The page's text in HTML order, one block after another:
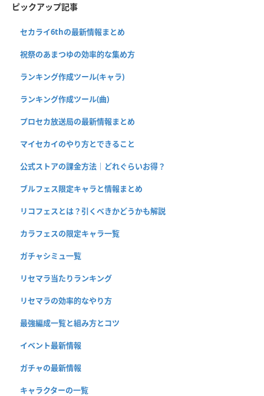
ピックアップ記事
セカライ6thの最新情報まとめ
祝祭のあまつゆの効率的な集め方
ランキング作成ツール(キャラ)
ランキング作成ツール(曲)
プロセカ放送局の最新情報まとめ
マイセカイのやり方とできること
公式ストアの課金方法｜どれぐらいお得？
ブルフェス限定キャラと情報まとめ
リコフェスとは？引くべきかどうかも解説
カラフェスの限定キャラ一覧
ガチャシミュ一覧
リセマラ当たりランキング
リセマラの効率的なやり方
最強編成一覧と組み方とコツ
イベント最新情報
ガチャの最新情報
キャラクターの一覧